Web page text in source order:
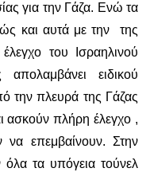
για την Γάζα. Ενώ τα
και αυτά με την της
του Ισραηλινού
ειδικού
την πλευρά της Γάζας
ασκούν πλήρη έλεγχο ,
να επεμβαίνουν. Στην
τα υπόγεια τούνελ